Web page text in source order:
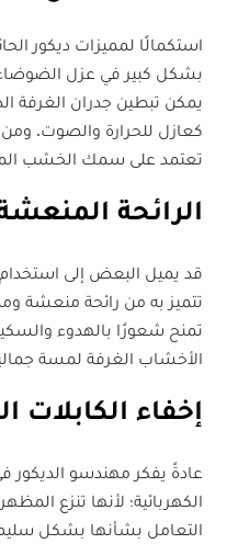
استكمالًا لمميزات ديكور
بشكل كبير في عزل الضوضاء
يمكن تبطين جدران الغرفة
كعازل للحرارة والصوت. ومن
تعتمد على سمك الخشب
الرائحة
قد يميل البعض إلى استخدام
تتميز به من رائحة منعشة
تمنح شعورًا بالهدوء
الأخشاب الغرفة لمسة
إخفاء الكابلات
عادةً يفكر مهندسو الديكور
الكهربائية؛ لأنها تنزع
التعامل بشأنها بشكل